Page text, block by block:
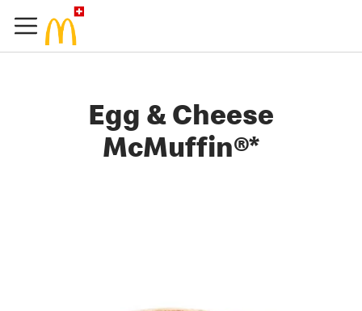
Egg & Cheese
McMuffin®*